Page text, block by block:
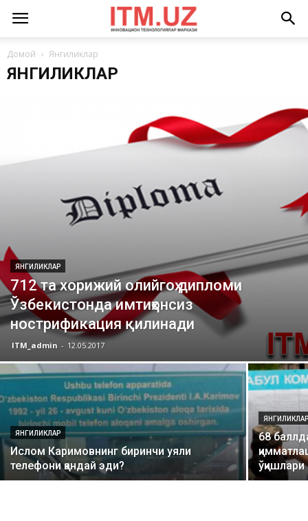
Домой Янгиликлар
ЯНГИЛИКЛАР
ЯНГИЛИКЛАР
712 та хорижий олийгоҳ дипломи
Ўзбекистонда имтиҳонсиз
нострификация қилинади
ITM_admin - 12.05.2017
ЯНГИЛИКЛАР
Ислом Каримовнинг биринчи уяли
телефони қандай эди?
68